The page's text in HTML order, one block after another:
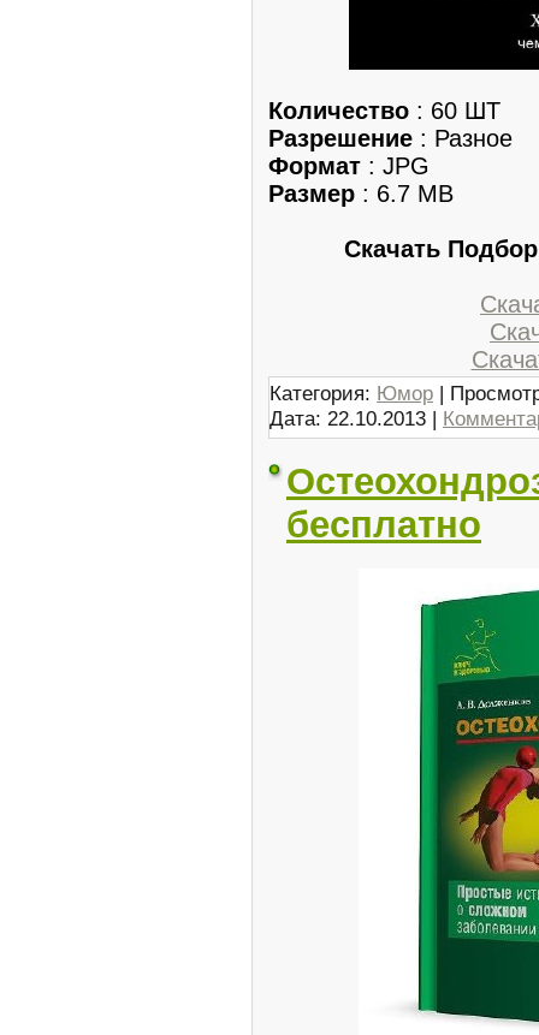
Количество : 60 ШТ
Разрешение : Разное
Формат : JPG
Размер : 6.7 MB
Скачать
Категория: Юмор |
Дата: 22.10.2013 |
бесплатно